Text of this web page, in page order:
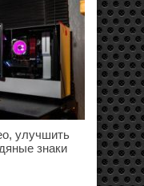
улучшить
знаки